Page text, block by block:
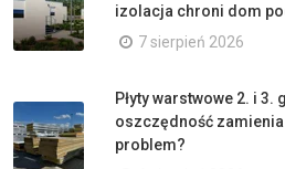
izolacja chroni dom
7 sierpień 2026
Płyty warstwowe 2. i
oszczędność
problem?